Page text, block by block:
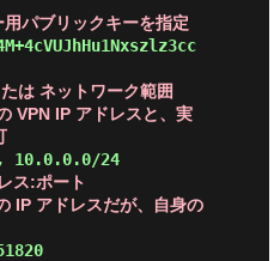
パブリックキーを指定
は ネットワーク範囲
VPN IP アドレスと、実
AllowedIPs = 172.16.100.1, 10.0.0.0/24
ス:ポート
IP アドレスだが、自身の